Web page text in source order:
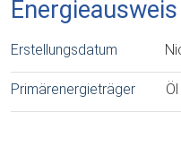
Energieausweis
Erstellungsdatum
Primärenergieträger Öl